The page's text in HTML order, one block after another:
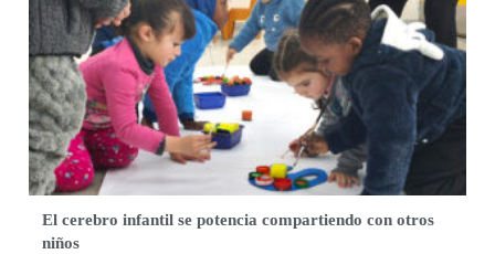
El cerebro infantil se potencia compartiendo con otros
niños